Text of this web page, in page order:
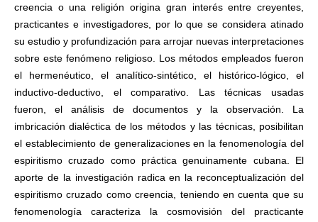
creencia o una religión origina gran interés entre creyentes,
practicantes e investigadores, por lo que se considera atinado
su estudio y profundización para arrojar nuevas interpretaciones
sobre este fenómeno religioso. Los métodos empleados fueron
el hermenéutico, el analítico-sintético, el histórico-lógico, el
inductivo-deductivo, el comparativo. Las técnicas usadas
fueron, el análisis de documentos y la observación. La
imbricación dialéctica de los métodos y las técnicas, posibilitan
el establecimiento de generalizaciones en la fenomenología del
espiritismo cruzado como práctica genuinamente cubana. El
aporte de la investigación radica en la reconceptualización del
espiritismo cruzado como creencia, teniendo en cuenta que su
fenomenología caracteriza la cosmovisión del practicante